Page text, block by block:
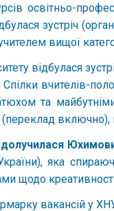
освітньо-
зустріч
вищої
відбулася
вчителів-
та
(переклад
яка
щодо
вакансій у